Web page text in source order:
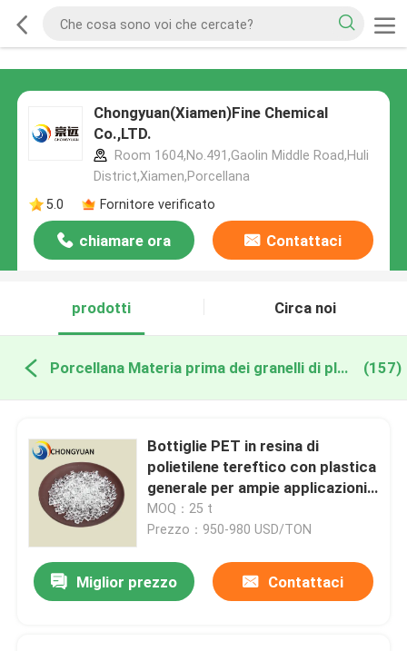
Chongyuan(Xiamen)Fine Chemical
Co.,LTD.
Room 1604,No.491,Gaolin Middle Road,Huli
District,Xiamen,Porcellana
5.0
Fornitore verificato
chiamare ora Contattaci
prodotti Circa noi
Porcellana Materia prima dei granelli di plastica (157)
Bottiglie PET in resina di
polietilene tereftico con plastica
generale per ampie applicazioni
in varie bottiglie
MOQ：25 t
Prezzo：950-980 USD/TON
Miglior prezzo Contattaci